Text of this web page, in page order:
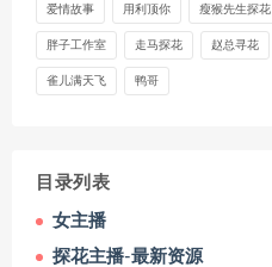
爱情故事 用利顶你 瘦猴先生探花
胖子工作室 走马探花 赵总寻花
雀儿满天飞 鸭哥
目录列表
女主播
探花主播-最新资源